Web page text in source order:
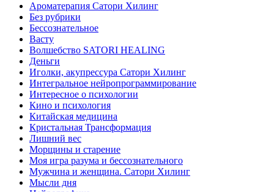
Ароматерапия Сатори Хилинг
Без рубрики
Бессознательное
Васту
Волшебство SATORI HEALING
Деньги
Иголки, акупрессура Сатори Хилинг
Интегральное нейропрограммирование
Интересное о психологии
Кино и психология
Китайская медицина
Кристальная Трансформация
Лишний вес
Морщины и старение
Моя игра разума и бессознательного
Мужчина и женщина. Сатори Хилинг
Мысли дня